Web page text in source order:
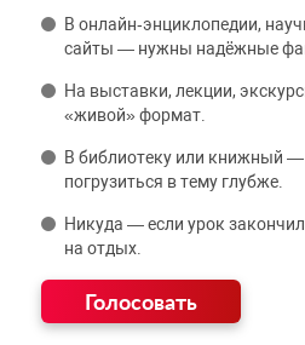
В онлайн‑энциклопедии,
сайты — нужны надёжные
На выставки, лекции,
«живой» формат.
В библиотеку или книжный
погрузиться в тему глубже.
Никуда — если урок
на отдых.